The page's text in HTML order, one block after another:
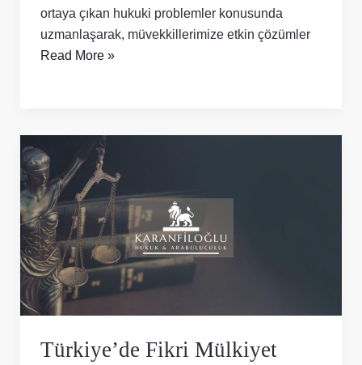
ortaya çıkan hukuki problemler konusunda
uzmanlaşarak, müvekkillerimize etkin çözümler
Read More »
Türkiye’de Fikri Mülkiyet
Türkiye’de
Fikri
Mülkiyet
Avukatı:
Marka
ve
Patentler